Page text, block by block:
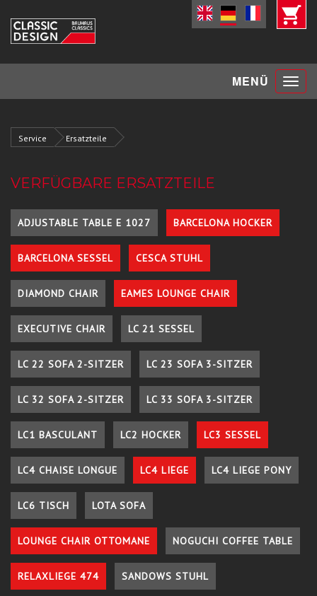
MENÜ Toggle
Service Ersatzteile
VERFÜGBARE ERSATZTEILE
ADJUSTABLE TABLE E 1027 BARCELONA HOCKER
BARCELONA SESSEL CESCA STUHL
DIAMOND CHAIR EAMES LOUNGE CHAIR
EXECUTIVE CHAIR LC 21 SESSEL
LC 22 SOFA 2-SITZER LC 23 SOFA 3-SITZER
LC 32 SOFA 2-SITZER LC 33 SOFA 3-SITZER
LC1 BASCULANT LC2 HOCKER LC3 SESSEL
LC4 CHAISE LONGUE LC4 LIEGE LC4 LIEGE PONY
LC6 TISCH LOTA SOFA
LOUNGE CHAIR OTTOMANE NOGUCHI COFFEE TABLE
RELAXLIEGE 474 SANDOWS STUHL